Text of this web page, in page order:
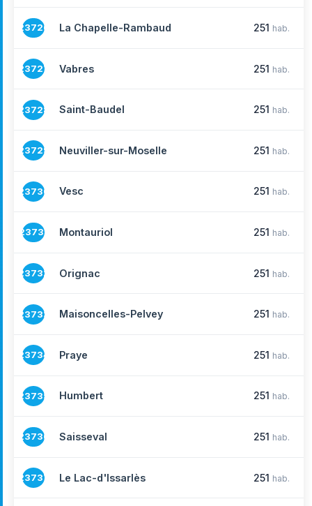
23726 La Chapelle-Rambaud 251 hab.
23727 Vabres 251 hab.
23728 Saint-Baudel 251 hab.
23729 Neuviller-sur-Moselle 251 hab.
23730 Vesc 251 hab.
23731 Montauriol 251 hab.
23732 Orignac 251 hab.
23733 Maisoncelles-Pelvey 251 hab.
23734 Praye 251 hab.
23735 Humbert 251 hab.
23736 Saisseval 251 hab.
23737 Le Lac-d'Issarlès 251 hab.